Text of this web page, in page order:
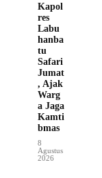
Kapol
res
Labu
hanba
tu
Safari
Jumat
, Ajak
Warg
a Jaga
Kamti
bmas
8
Agustus
2026